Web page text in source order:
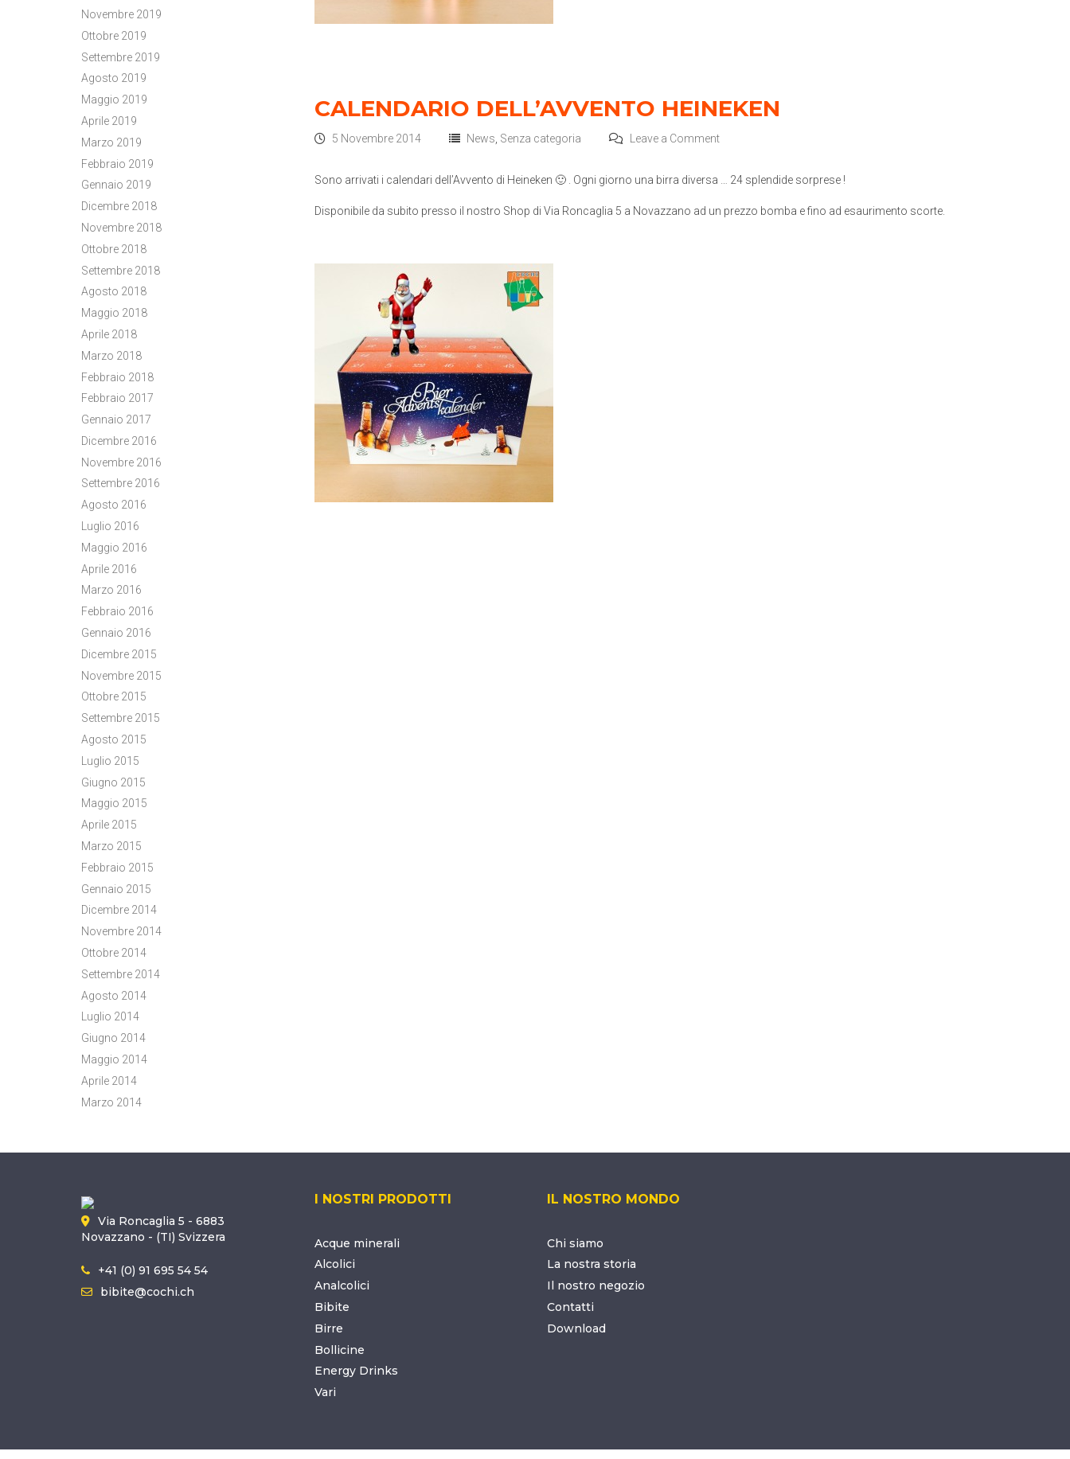
CALENDARIO DELL’AVVENTO HEINEKEN
5 Novembre 2014 News, Senza categoria Leave a Comment
Sono arrivati i calendari dell’Avvento di Heineken 🙂 . Ogni giorno una birra diversa … 24 splendide sorprese !
Disponibile da subito presso il nostro Shop di Via Roncaglia 5 a Novazzano ad un prezzo bomba e fino ad esaurimento scorte.
Novembre 2019
Ottobre 2019
Settembre 2019
Agosto 2019
Maggio 2019
Aprile 2019
Marzo 2019
Febbraio 2019
Gennaio 2019
Dicembre 2018
Novembre 2018
Ottobre 2018
Settembre 2018
Agosto 2018
Maggio 2018
Aprile 2018
Marzo 2018
Febbraio 2018
Febbraio 2017
Gennaio 2017
Dicembre 2016
Novembre 2016
Settembre 2016
Agosto 2016
Luglio 2016
Maggio 2016
Aprile 2016
Marzo 2016
Febbraio 2016
Gennaio 2016
Dicembre 2015
Novembre 2015
Ottobre 2015
Settembre 2015
Agosto 2015
Luglio 2015
Giugno 2015
Maggio 2015
Aprile 2015
Marzo 2015
Febbraio 2015
Gennaio 2015
Dicembre 2014
Novembre 2014
Ottobre 2014
Settembre 2014
Agosto 2014
Luglio 2014
Giugno 2014
Maggio 2014
Aprile 2014
Marzo 2014
Via Roncaglia 5 - 6883
Novazzano - (TI) Svizzera
+41 (0) 91 695 54 54
bibite@cochi.ch
I NOSTRI PRODOTTI
Acque minerali
Alcolici
Analcolici
Bibite
Birre
Bollicine
Energy Drinks
Vari
IL NOSTRO MONDO
Chi siamo
La nostra storia
Il nostro negozio
Contatti
Download